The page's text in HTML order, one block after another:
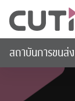
สถาบันการขนส่